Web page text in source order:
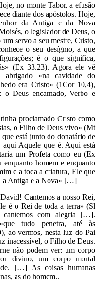
no monte Tabor, a efusão
diante dos apóstolos. Hoje,
da Antiga e da Nova
o legislador de Deus, o
servo a seu mestre, Cristo,
o seu desígnio, a que
é o que significa,
(Ex 33,23). Agora ele vê
abrigado «na cavidade do
era Cristo» (1Cor 10,4),
o Deus encarnado, Verbo e
proclamado Cristo como
o Filho de Deus vivo» (Mt
está junto do donatário de
Aquele que é. Aqui está
um Profeta como eu (Ex
homem e enquanto
e a toda a criatura, Ele que
a Antiga e a Nova» […]
Cantemos a nosso Rei,
é o Rei de toda a terra» (Sl
cantemos com alegria […].
tudo penetra, até às
ao vermos, nesta luz do Pai
inacessível, o Filho de Deus.
não podem ver: um corpo
divino, um corpo mortal
[…] As coisas humanas
as do homem..